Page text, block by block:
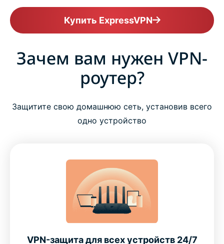
Купить ExpressVPN
Зачем вам нужен VPN-
роутер?
Защитите свою домашнюю сеть, установив всего
одно устройство
VPN-защита для всех устройств 24/7